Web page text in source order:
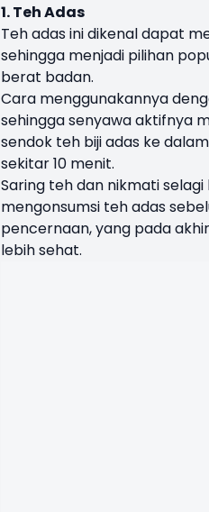
1. Teh Adas
Teh adas ini dikenal dapat
sehingga menjadi pilihan
berat badan.
Cara menggunakannya
sehingga senyawa aktifnya
sendok teh biji adas ke
sekitar 10 menit.
Saring teh dan nikmati
mengonsumsi teh adas
pencernaan, yang pada
lebih sehat.